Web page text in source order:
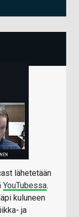
lähetetään
YouTubessa.
kuluneen
ja